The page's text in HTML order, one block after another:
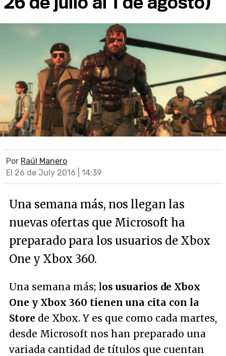
Por Raúl Manero
El 26 de July 2016 | 14:39
Una semana más, nos llegan las
nuevas ofertas que Microsoft ha
preparado para los usuarios de Xbox
One y Xbox 360.
Una semana más; los usuarios de Xbox
One y Xbox 360 tienen una cita con la
Store de Xbox. Y es que como cada martes,
desde Microsoft nos han preparado una
variada cantidad de títulos que cuentan